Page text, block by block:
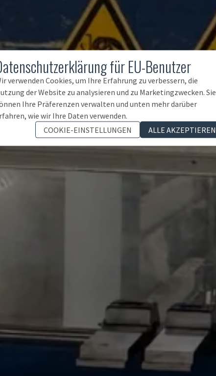
für EU-Benutzer
verwenden Cookies, um Ihre Erfahrung zu verbessern, die
der Website zu analysieren und zu Marketingzwecken. Sie
Ihre Präferenzen verwalten und unten mehr darüber
wie wir Ihre Daten verwenden.
COOKIE-EINSTELLUNGEN
ALLE AKZEPTIEREN